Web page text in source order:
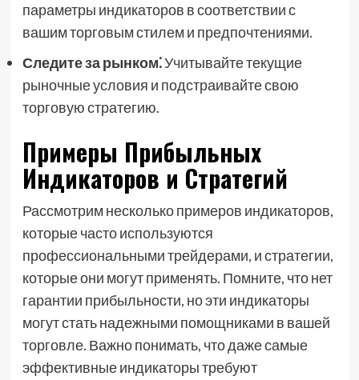
параметры индикаторов в соответствии с
вашим торговым стилем и предпочтениями.
Следите за рынком⁚Учитывайте текущие
рыночные условия и подстраивайте свою
торговую стратегию.
Примеры Прибыльных
Индикаторов и Стратегий
Рассмотрим несколько примеров индикаторов,
которые часто используются
профессиональными трейдерами, и стратегии,
которые они могут применять. Помните, что нет
гарантии прибыльности, но эти индикаторы
могут стать надежными помощниками в вашей
торговле. Важно понимать, что даже самые
эффективные индикаторы требуют